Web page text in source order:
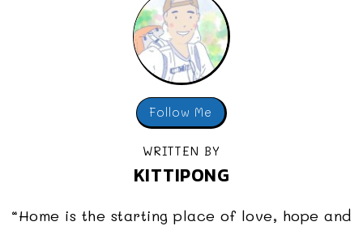
Follow Me
WRITTEN BY
KITTIPONG
“Home is the starting place of love, hope and